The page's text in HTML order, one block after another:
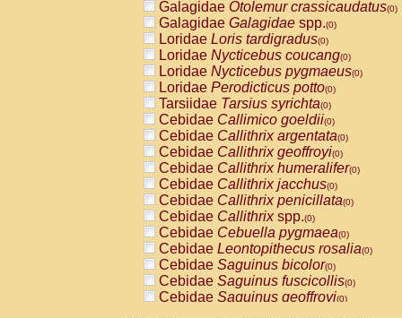
Galagidae Otolemur crassicaudatus(0)
Galagidae Galagidae spp.(0)
Loridae Loris tardigradus(0)
Loridae Nycticebus coucang(0)
Loridae Nycticebus pygmaeus(0)
Loridae Perodicticus potto(0)
Tarsiidae Tarsius syrichta(0)
Cebidae Callimico goeldii(0)
Cebidae Callithrix argentata(0)
Cebidae Callithrix geoffroyi(0)
Cebidae Callithrix humeralifer(0)
Cebidae Callithrix jacchus(0)
Cebidae Callithrix penicillata(0)
Cebidae Callithrixspp.(0)
Cebidae Cebuella pygmaea(0)
Cebidae Leontopithecus rosalia(0)
Cebidae Saguinus bicolor(0)
Cebidae Saguinus fuscicollis(0)
Cebidae Saguinus geoffroyi(0)